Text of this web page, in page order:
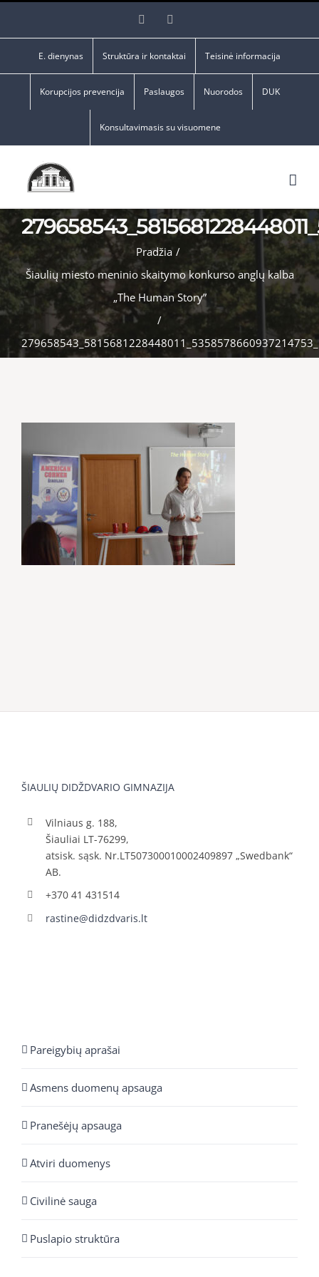
Facebook
E. dienynas Struktūra ir kontaktai Teisinė informacija
Korupcijos prevencija Paslaugos Nuorodos DUK
Konsultavimasis su visuomene
Pradžia /
Šiaulių miesto meninio skaitymo konkurso anglų kalba
„The Human Story”
/
ŠIAULIŲ DIDŽDVARIO GIMNAZIJA
Vilniaus g. 188,
Šiauliai LT-76299,
atsisk. sąsk. Nr.LT507300010002409897 „Swedbank“
AB.
+370 41 431514
rastine@didzdvaris.lt
Pareigybių aprašai
Asmens duomenų apsauga
Pranešėjų apsauga
Atviri duomenys
Civilinė sauga
Puslapio struktūra